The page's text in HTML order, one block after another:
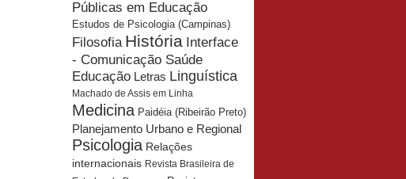
Públicas em Educação
Estudos de Psicologia (Campinas)
Filosofia História Interface
- Comunicação Saúde
Educação Letras Linguística
Machado de Assis em Linha
Medicina Paidéia (Ribeirão Preto)
Planejamento Urbano e Regional
Psicologia Relações
internacionais Revista Brasileira de